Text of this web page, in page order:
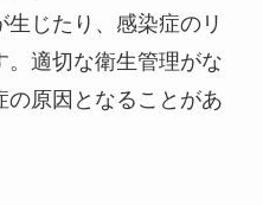
じたり、感染症のリ
。適切な衛生管理がな
の原因となることがあ